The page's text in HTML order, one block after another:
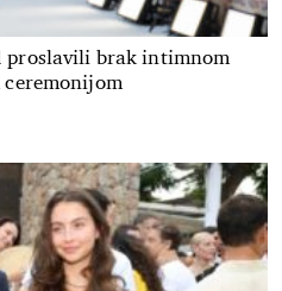
proslavili brak intimnom
ceremonijom